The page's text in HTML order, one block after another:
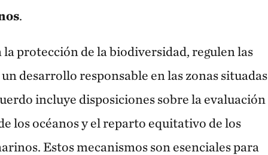
.
protección de la biodiversidad, regulen las
desarrollo responsable en las zonas situadas
incluye disposiciones sobre la evaluación
los océanos y el reparto equitativo de los
Estos mecanismos son esenciales para